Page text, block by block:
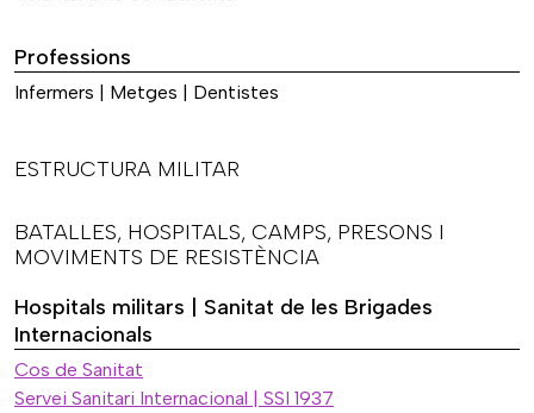
Professions
Infermers | Metges | Dentistes
ESTRUCTURA MILITAR
BATALLES, HOSPITALS, CAMPS, PRESONS I
MOVIMENTS DE RESISTÈNCIA
Hospitals militars | Sanitat de les Brigades
Internacionals
Cos de Sanitat
Servei Sanitari Internacional | SSI 1937